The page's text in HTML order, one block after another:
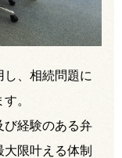
し、相続問題に
。
び経験のある弁
限叶える体制